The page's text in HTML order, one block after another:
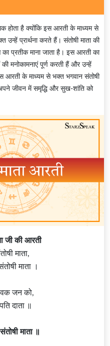
होता है क्योंकि इस आरती के माध्यम से
उन्हें प्रार्थना करते हैं। संतोषी माता की
का प्रतीक माना जाता है। इस आरती का
मनोकामनाएं पूर्ण करती हैं और उन्हें
आरती के माध्यम से भक्त भगवान संतोषी
जीवन में समृद्धि और सुख-शांति को
जी की आरती
माता,
माता ।
जन को,
दाता ॥
माता ॥